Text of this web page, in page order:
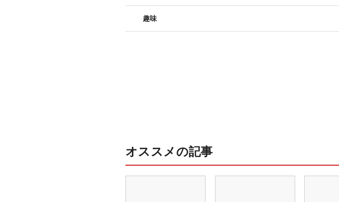
趣味
オススメの記事